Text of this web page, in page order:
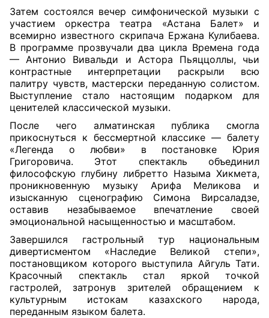
Затем состоялся вечер симфонической музыки с
участием оркестра театра «Астана Балет» и
всемирно известного скрипача Ержана Кулибаева.
В программе прозвучали два цикла Времена года
— Антонио Вивальди и Астора Пьяццоллы, чьи
контрастные интерпретации раскрыли всю
палитру чувств, мастерски переданную солистом.
Выступление стало настоящим подарком для
ценителей классической музыки.
После чего алматинская публика смогла
прикоснуться к бессмертной классике — балету
«Легенда о любви» в постановке Юрия
Григоровича. Этот спектакль объединил
философскую глубину либретто Назыма Хикмета,
проникновенную музыку Арифа Меликова и
изысканную сценографию Симона Вирсаладзе,
оставив незабываемое впечатление своей
эмоциональной насыщенностью и масштабом.
Завершился гастрольный тур национальным
дивертисментом «Наследие Великой степи»,
постановщиком которого выступила Айгуль Тати.
Красочный спектакль стал яркой точкой
гастролей, затронув зрителей обращением к
культурным истокам казахского народа,
переданным языком балета.